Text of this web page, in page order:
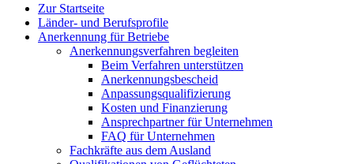
Zur Startseite
Länder- und Berufsprofile
Anerkennung für Betriebe
Anerkennungsverfahren begleiten
Beim Verfahren unterstützen
Anerkennungsbescheid
Anpassungsqualifizierung
Kosten und Finanzierung
Ansprechpartner für Unternehmen
FAQ für Unternehmen
Fachkräfte aus dem Ausland